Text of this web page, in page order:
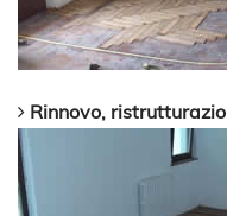
Rinnovo,